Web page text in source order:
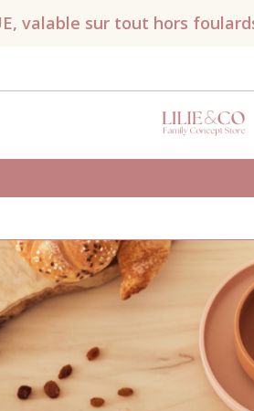
valable sur tout hors